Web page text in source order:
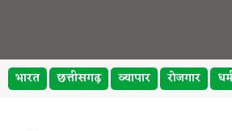
भारत छत्तीसगढ़ व्यापार रोजगार